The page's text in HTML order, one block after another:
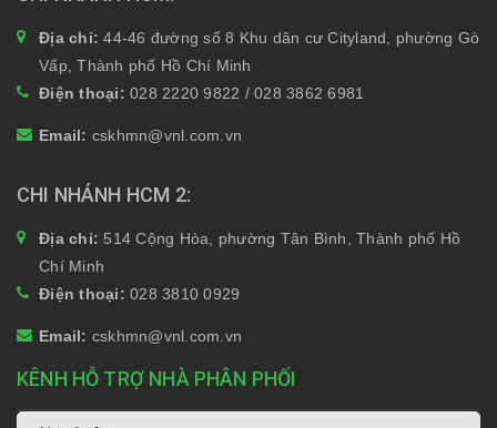
Địa chỉ:44-46 đường số 8 Khu dân cư Cityland, phường Gò
Vấp, Thành phố Hồ Chí Minh
Điện thoại: 028 2220 9822 / 028 3862 6981
Email: cskhmn@vnl.com.vn
CHI NHÁNH HCM 2
Địa chỉ: 514 Cộng Hòa, phường Tân Bình, Thành phố Hồ
Chí Minh
Điện thoại: 028 3810 0929
Email: cskhmn@vnl.com.vn
KÊNH HỖ TRỢ NHÀ PHÂN PHỐI